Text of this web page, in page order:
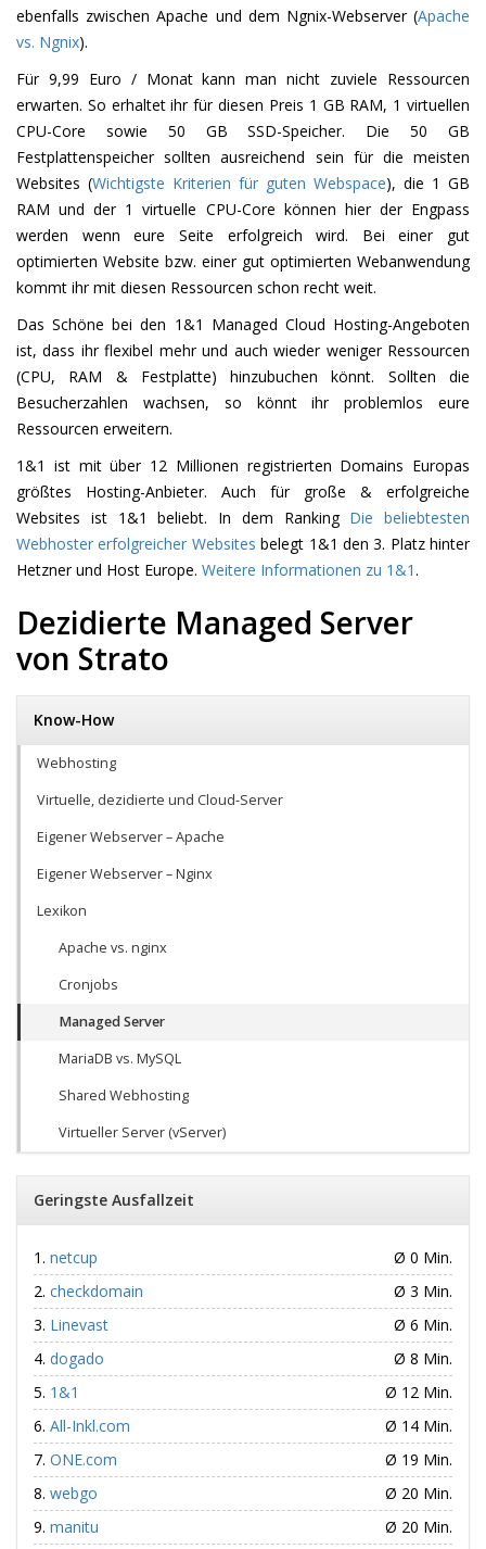
ebenfalls zwischen Apache und dem Ngnix-Webserver (Apache
vs. Ngnix).
Für 9,99 Euro / Monat kann man nicht zuviele Ressourcen
erwarten. So erhaltet ihr für diesen Preis 1 GB RAM, 1 virtuellen
CPU-Core sowie 50 GB SSD-Speicher. Die 50 GB
Festplattenspeicher sollten ausreichend sein für die meisten
Websites (Wichtigste Kriterien für guten Webspace), die 1 GB
RAM und der 1 virtuelle CPU-Core können hier der Engpass
werden wenn eure Seite erfolgreich wird. Bei einer gut
optimierten Website bzw. einer gut optimierten Webanwendung
kommt ihr mit diesen Ressourcen schon recht weit.
Das Schöne bei den 1&1 Managed Cloud Hosting-Angeboten
ist, dass ihr flexibel mehr und auch wieder weniger Ressourcen
(CPU, RAM & Festplatte) hinzubuchen könnt. Sollten die
Besucherzahlen wachsen, so könnt ihr problemlos eure
Ressourcen erweitern.
1&1 ist mit über 12 Millionen registrierten Domains Europas
größtes Hosting-Anbieter. Auch für große & erfolgreiche
Websites ist 1&1 beliebt. In dem Ranking Die beliebtesten
Webhoster erfolgreicher Websites belegt 1&1 den 3. Platz hinter
Hetzner und Host Europe. Weitere Informationen zu 1&1.
Dezidierte Managed Server
von Strato
Know-How
Webhosting
Virtuelle, dezidierte und Cloud-Server
Eigener Webserver – Apache
Eigener Webserver – Nginx
Lexikon
Apache vs. nginx
Cronjobs
Managed Server
MariaDB vs. MySQL
Shared Webhosting
Virtueller Server (vServer)
Geringste Ausfallzeit
netcup
Ø 0 Min.
checkdomain
Ø 3 Min.
Linevast
Ø 6 Min.
dogado
Ø 8 Min.
1&1
Ø 12 Min.
All-Inkl.com
Ø 14 Min.
ONE.com
Ø 19 Min.
webgo
Ø 20 Min.
manitu
Ø 20 Min.